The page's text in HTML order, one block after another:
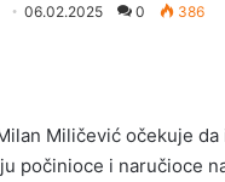
06.02.2025 0 386
Miličević očekuje da
počinioce i naručioce